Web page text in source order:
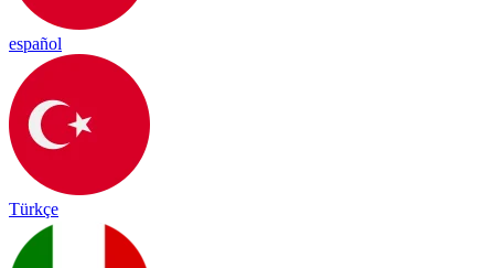
español
Türkçe